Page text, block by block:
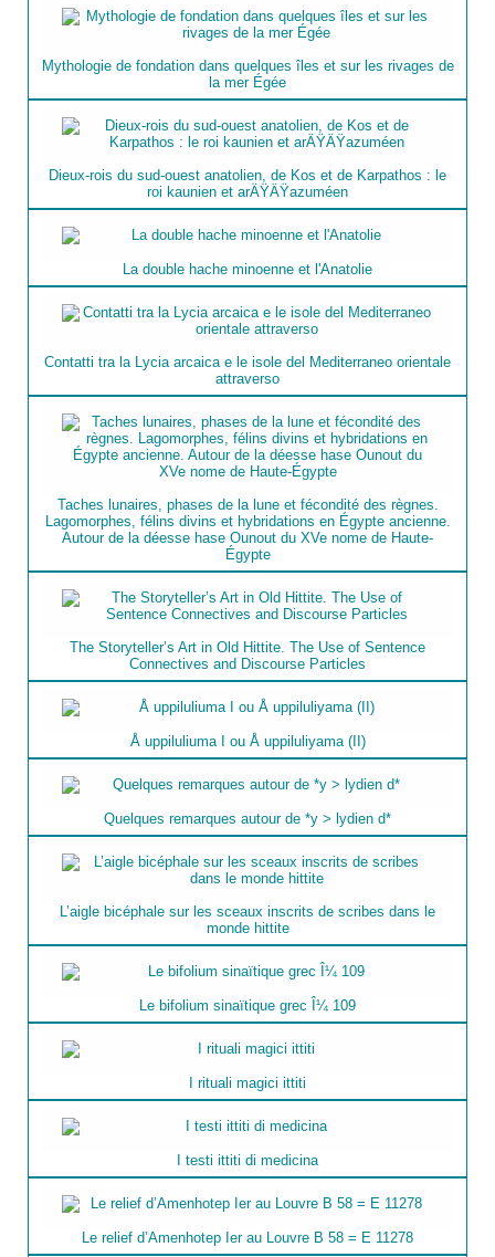
Mythologie de fondation dans quelques îles et sur les rivages de
la mer Égée
Dieux-rois du sud-ouest anatolien, de Kos et de Karpathos : le
roi kaunien et arÄŸÄŸazuméen
La double hache minoenne et l'Anatolie
Contatti tra la Lycia arcaica e le isole del Mediterraneo orientale
attraverso
Taches lunaires, phases de la lune et fécondité des règnes.
Lagomorphes, félins divins et hybridations en Égypte ancienne.
Autour de la déesse hase Ounout du XVe nome de Haute-
Égypte
The Storyteller’s Art in Old Hittite. The Use of Sentence
Connectives and Discourse Particles
Å uppiluliuma I ou Å uppiluliyama (II)
Quelques remarques autour de *y > lydien d*
L’aigle bicéphale sur les sceaux inscrits de scribes dans le
monde hittite
Le bifolium sinaïtique grec Î¼ 109
I rituali magici ittiti
I testi ittiti di medicina
Le relief d’Amenhotep Ier au Louvre B 58 = E 11278